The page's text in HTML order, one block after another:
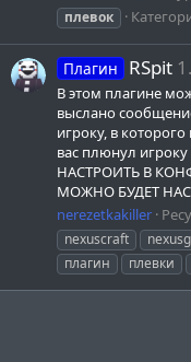
плевок
Плагин RSpit
В этом плагине
выслано
игроку, в
вас плюнул
НАСТРОИТЬ В
МОЖНО БУДЕТ
nerezetkakiller
nexuscraft
плагин
плевки